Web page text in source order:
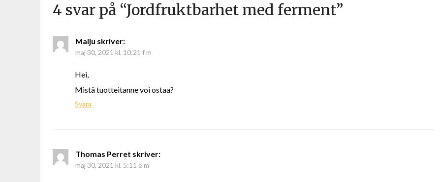
4 svar på “Jordfruktbarhet med ferment”
Maiju skriver:
maj 30, 2021 kl. 10:21 f m
Hei,
Mistä tuotteitanne voi ostaa?
Svara
Thomas Perret skriver:
maj 30, 2021 kl. 5:11 e m